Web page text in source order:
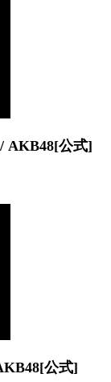
AKB48[公式]
公式]